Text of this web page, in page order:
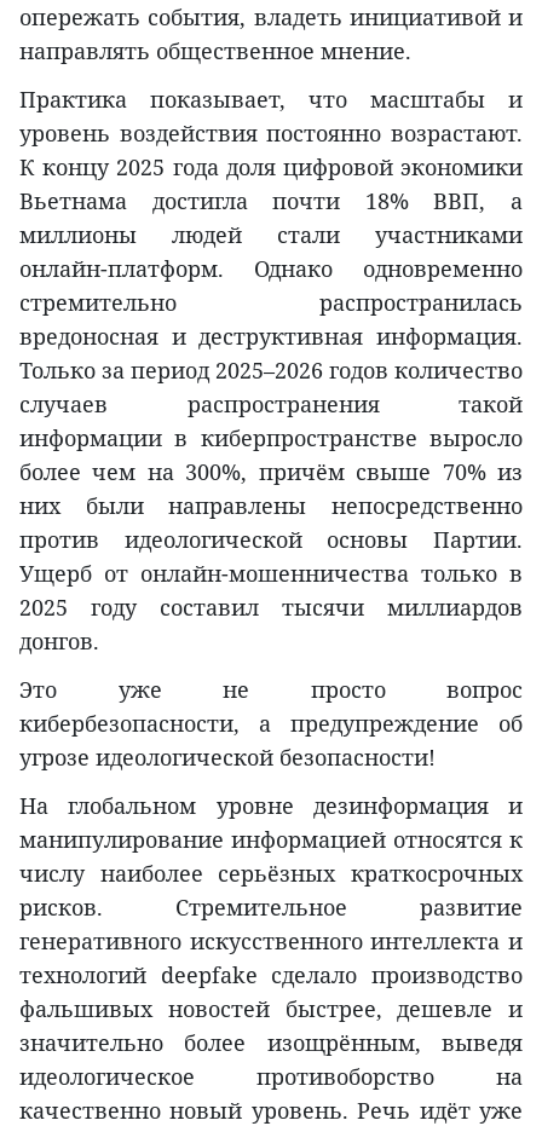
опережать события, владеть инициативой и
направлять общественное мнение.
Практика показывает, что масштабы и
уровень воздействия постоянно возрастают.
К концу 2025 года доля цифровой экономики
Вьетнама достигла почти 18% ВВП, а
миллионы людей стали участниками
онлайн-платформ. Однако одновременно
стремительно распространилась
вредоносная и деструктивная информация.
Только за период 2025–2026 годов количество
случаев распространения такой
информации в киберпространстве выросло
более чем на 300%, причём свыше 70% из
них были направлены непосредственно
против идеологической основы Партии.
Ущерб от онлайн-мошенничества только в
2025 году составил тысячи миллиардов
донгов.
Это уже не просто вопрос
кибербезопасности, а предупреждение об
угрозе идеологической безопасности!
На глобальном уровне дезинформация и
манипулирование информацией относятся к
числу наиболее серьёзных краткосрочных
рисков. Стремительное развитие
генеративного искусственного интеллекта и
технологий deepfake сделало производство
фальшивых новостей быстрее, дешевле и
значительно более изощрённым, выведя
идеологическое противоборство на
качественно новый уровень. Речь идёт уже